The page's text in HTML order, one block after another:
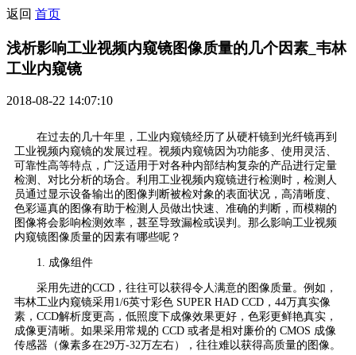
返回 首页
浅析影响工业视频内窥镜图像质量的几个因素_韦林
工业内窥镜
2018-08-22 14:07:10
在过去的几十年里，工业内窥镜经历了从硬杆镜到光纤镜再到
工业视频内窥镜的发展过程。视频内窥镜因为功能多、使用灵活、
可靠性高等特点，广泛适用于对各种内部结构复杂的产品进行定量
检测、对比分析的场合。利用工业视频内窥镜进行检测时，检测人
员通过显示设备输出的图像判断被检对象的表面状况，高清晰度、
色彩逼真的图像有助于检测人员做出快速、准确的判断，而模糊的
图像将会影响检测效率，甚至导致漏检或误判。那么影响工业视频
内窥镜图像质量的因素有哪些呢？
1. 成像组件
采用先进的CCD，往往可以获得令人满意的图像质量。例如，
韦林工业内窥镜采用1/6英寸彩色 SUPER HAD CCD，44万真实像
素，CCD解析度更高，低照度下成像效果更好，色彩更鲜艳真实，
成像更清晰。如果采用常规的 CCD 或者是相对廉价的 CMOS 成像
传感器（像素多在29万-32万左右），往往难以获得高质量的图像。